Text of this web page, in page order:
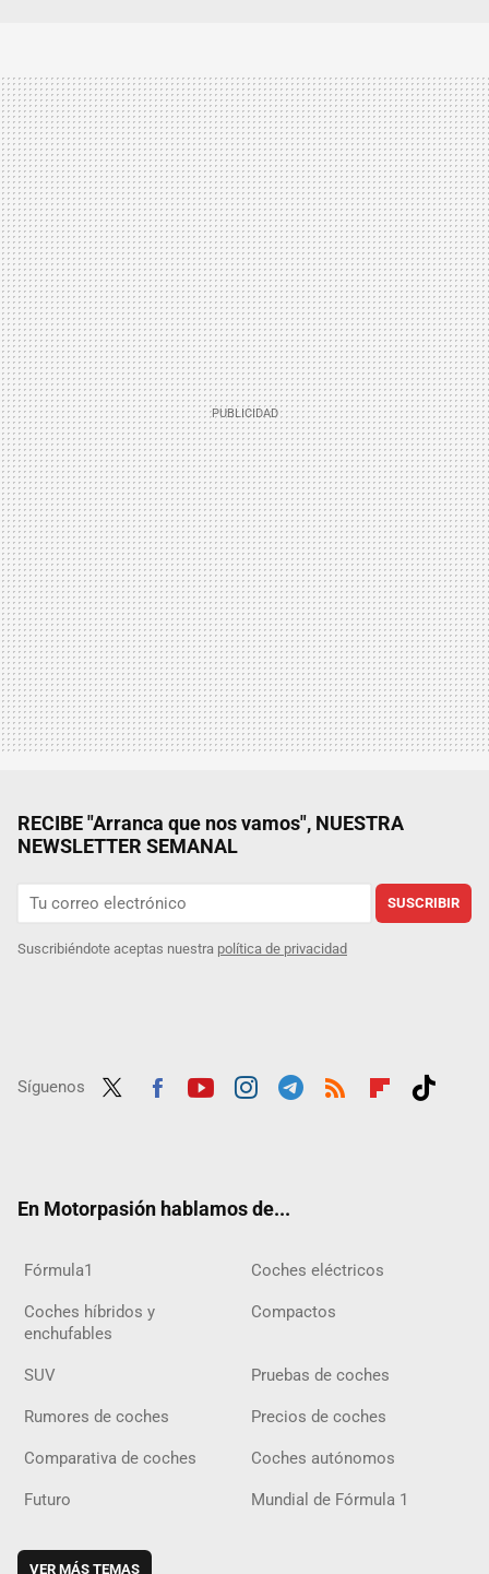
RECIBE "Arranca que nos vamos", NUESTRA
NEWSLETTER SEMANAL
SUSCRIBIR
Suscribiéndote aceptas nuestra política de privacidad
Síguenos
En Motorpasión hablamos de...
Fórmula1 Coches eléctricos
Coches híbridos y
enchufables
Compactos
SUV Pruebas de coches
Rumores de coches Precios de coches
Comparativa de coches Coches autónomos
Futuro Mundial de Fórmula 1
VER MÁS TEMAS